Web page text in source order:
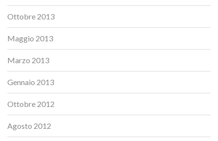
Ottobre 2013
Maggio 2013
Marzo 2013
Gennaio 2013
Ottobre 2012
Agosto 2012